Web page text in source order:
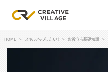
ACCOUNT
HOME スキルアップしたい！ お役立ち基礎知識